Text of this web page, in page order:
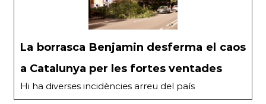
La borrasca Benjamin desferma el caos
a Catalunya per les fortes ventades
Hi ha diverses incidències arreu del país